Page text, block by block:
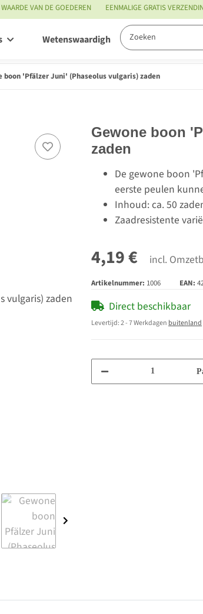
VAN DE GOEDEREN EENMALIGE GRATIS
Wetenswaardigheden
boon 'Pfälzer Juni' (Phaseolus vulgaris) zaden
Gewone boon
zaden
De gewone boon
eerste peulen
Inhoud: ca. 50
Zaadresistente
4,19 € incl.
Artikelnummer: 1006 EAN:
Direct beschikbaar
Levertijd:2 - 7 Werkdagen buitenland